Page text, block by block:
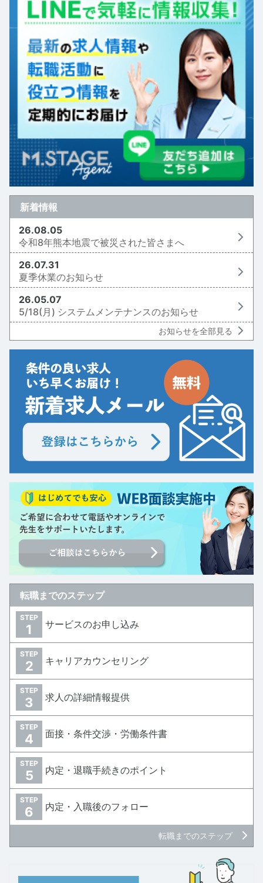
新着情報
26.08.05
令和8年熊本地震で被災された皆さまへ
26.07.31
夏季休業のお知らせ
26.05.07
5/18(月) システムメンテナンスのお知らせ
お知らせを全部見る
転職までのステップ
STEP
1 サービスのお申し込み
STEP
2 キャリアカウンセリング
STEP
3 求人の詳細情報提供
STEP
4 面接・条件交渉・労働条件書
STEP
5 内定・退職手続きのポイント
STEP
6 内定・入職後のフォロー
転職までのステップ